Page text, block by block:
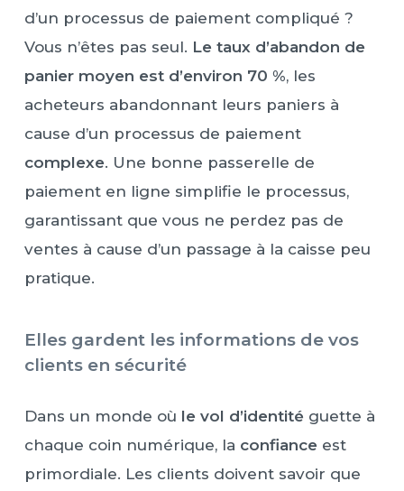
d’un processus de paiement compliqué ?
Vous n’êtes pas seul. Le taux d’abandon de
panier moyen est d’environ 70 %, les
acheteurs abandonnant leurs paniers à
cause d’un processus de paiement
complexe. Une bonne passerelle de
paiement en ligne simplifie le processus,
garantissant que vous ne perdez pas de
ventes à cause d’un passage à la caisse peu
pratique.
Elles gardent les informations de vos
clients en sécurité
Dans un monde où le vol d’identité guette à
chaque coin numérique, la confiance est
primordiale. Les clients doivent savoir que